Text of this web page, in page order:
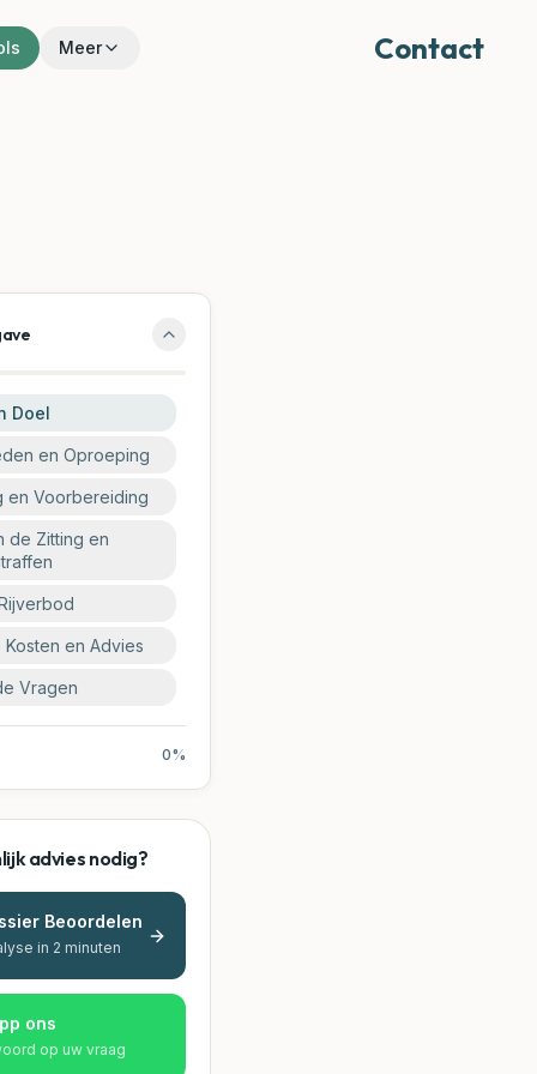
Meer Contact
Doel
en Oproeping
en Voorbereiding
de Zitting en
en Advies
Vragen
0%
advies nodig?
Beoordelen
in 2 minuten
ons
op uw vraag